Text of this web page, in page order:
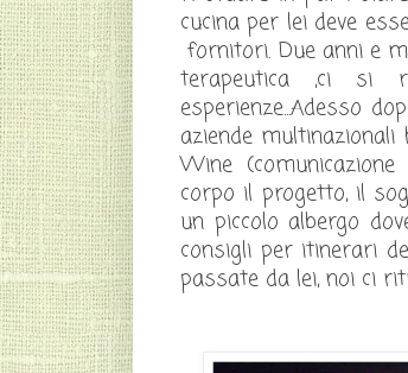
cucina per lei deve
fornitori. Due anni e
terapeutica ,ci si
esperienze...Adesso
aziende
Wine
corpo il progetto, il
un piccolo albergo
consigli per itinerari
passate da lei, noi ci